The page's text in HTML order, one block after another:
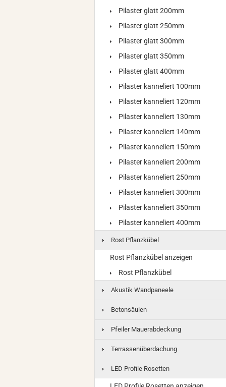
Pilaster glatt 200mm
Pilaster glatt 250mm
Pilaster glatt 300mm
Pilaster glatt 350mm
Pilaster glatt 400mm
Pilaster kanneliert 100mm
Pilaster kanneliert 120mm
Pilaster kanneliert 130mm
Pilaster kanneliert 140mm
Pilaster kanneliert 150mm
Pilaster kanneliert 200mm
Pilaster kanneliert 250mm
Pilaster kanneliert 300mm
Pilaster kanneliert 350mm
Pilaster kanneliert 400mm
Rost Pflanzkübel
Rost Pflanzkübel anzeigen
Rost Pflanzkübel
Akustik Wandpaneele
Betonsäulen
Pfeiler Mauerabdeckung
Terrassenüberdachung
LED Profile Rosetten